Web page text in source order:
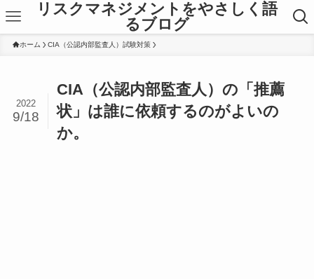
リスクマネジメントをやさしく語
るブログ
ホーム CIA（公認内部監査人）試験対策
CIA（公認内部監査人）の「推薦
状」は誰に依頼するのがよいの
か。
2022
9/18